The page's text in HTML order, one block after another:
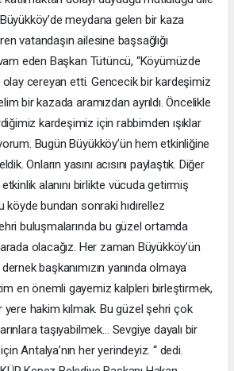
meydana gelen bir kaza
vatandaşın ailesine başsağlığı
eden Başkan Tütüncü, “Köyümüzde
olay cereyan etti. Gencecik bir kardeşimiz
bir kazada aramızdan ayrıldı. Öncelikle
kardeşimiz için rabbimden ışıklar
Bugün Büyükköy’ün hem etkinliğine
Onların yasını acısını paylaştık. Diğer
alanını birlikte vücuda getirmiş
köyde bundan sonraki hıdırellez
buluşmalarında bu güzel ortamda
olacağız. Her zaman Büyükköy’ün
başkanımızın yanında olmaya
en önemli gayemiz kalpleri birleştirmek,
hakim kılmak. Bu güzel şehri çok
taşıyabilmek… Sevgiye dayalı bir
Antalya’nın her yerindeyiz. “ dedi.